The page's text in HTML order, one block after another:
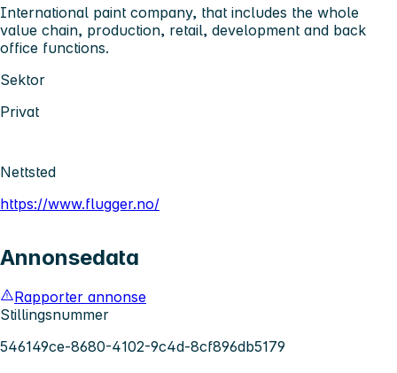
International paint company, that includes the whole
value chain, production, retail, development and back
office functions.
Sektor
Privat
Nettsted
https://www.flugger.no/
Annonsedata
Rapporter annonse
Stillingsnummer
546149ce-8680-4102-9c4d-8cf896db5179